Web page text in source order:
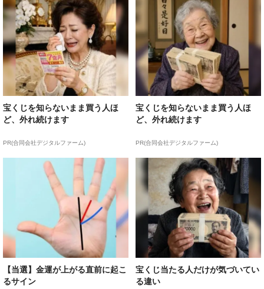
宝くじを知らないまま買う人ほ
ど、外れ続けます
PR(合同会社デジタルファーム)
宝くじを知らないまま買う人ほ
ど、外れ続けます
PR(合同会社デジタルファーム)
【当選】金運が上がる直前に起こ
るサイン
宝くじ当たる人だけが気づいてい
る違い